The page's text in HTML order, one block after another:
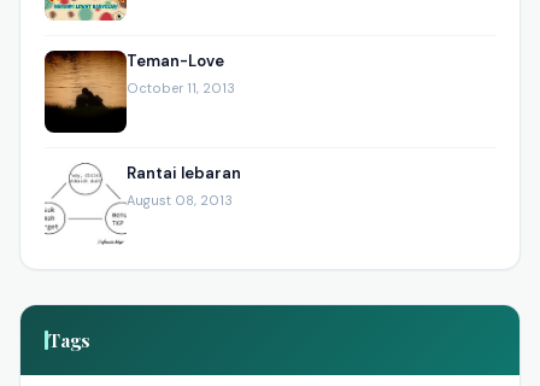
Teman-Love
October 11, 2013
Rantai lebaran
August 08, 2013
Tags